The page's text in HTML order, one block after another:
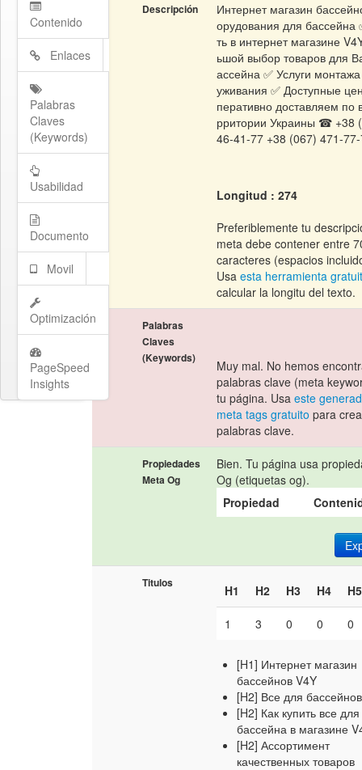
Contenido
Enlaces
Palabras
Claves
(Keywords)
Usabilidad
Documento
Movil
Optimización
PageSpeed
Insights
Descripción
Интернет магазин
орудования для бассейна
ть в интернет магазине
ьшой выбор товаров для
ассейна ✅ Услуги
уживания ✅ Доступные
перативно доставляем по
рритории Украины ☎ +38
46-41-77 +38 (067) 471-
Longitud : 274
Preferiblemente tu
meta debe contener entre
caracteres (espacios
Usaesta herramienta
calcular la longitu del texto.
Palabras
Claves
(Keywords)
Muy mal. No hemos
palabras clave (meta
tu página. Usaeste
meta tags gratuito para
palabras clave.
Propiedades
Meta Og
Bien. Tu página usa
Og (etiquetas og).
Propiedad
Titulos H1 H2 H3 H4 H5
1 3 0 0 0
[H1] Интернет магазин
бассейнов V4Y
[H2] Все для бассейнов
[H2] Как купить все для
бассейна в магазине
[H2] Ассортимент
качественных товаров